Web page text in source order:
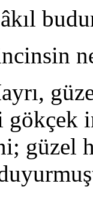
güzel